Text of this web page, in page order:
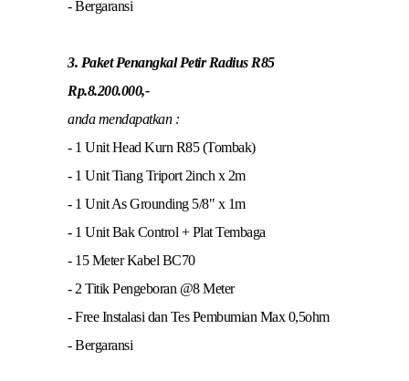
- Bergaransi
3. Paket Penangkal Petir Radius R85
Rp.8.200.000,-
anda mendapatkan :
- 1 Unit Head Kurn R85 (Tombak)
- 1 Unit Tiang Triport 2inch x 2m
- 1 Unit As Grounding 5/8" x 1m
- 1 Unit Bak Control + Plat Tembaga
- 15 Meter Kabel BC70
- 2 Titik Pengeboran @8 Meter
- Free Instalasi dan Tes Pembumian Max 0,5ohm
- Bergaransi